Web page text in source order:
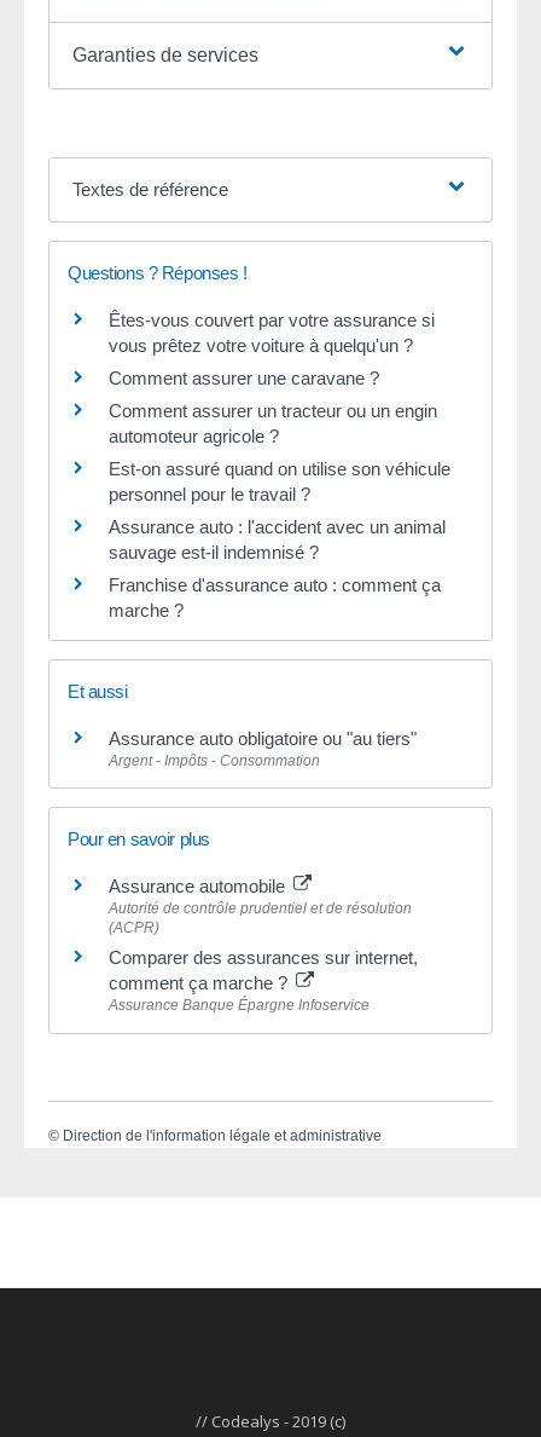
Garanties de services
Textes de référence
Questions ? Réponses !
Êtes-vous couvert par votre assurance si
vous prêtez votre voiture à quelqu'un ?
Comment assurer une caravane ?
Comment assurer un tracteur ou un engin
automoteur agricole ?
Est-on assuré quand on utilise son véhicule
personnel pour le travail ?
Assurance auto : l'accident avec un animal
sauvage est-il indemnisé ?
Franchise d'assurance auto : comment ça
marche ?
Et aussi
Assurance auto obligatoire ou "au tiers"
Argent - Impôts - Consommation
Pour en savoir plus
Assurance automobile
Autorité de contrôle prudentiel et de résolution
(ACPR)
Comparer des assurances sur internet,
comment ça marche ?
Assurance Banque Épargne Infoservice
© Direction de l'information légale et administrative
// Codealys - 2019 (c)